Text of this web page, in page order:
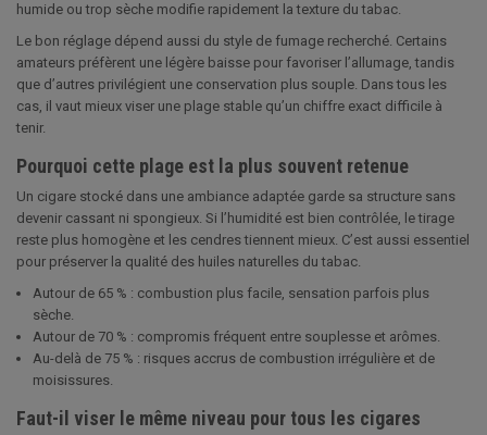
humide ou trop sèche modifie rapidement la texture du tabac.
Le bon réglage dépend aussi du style de fumage recherché. Certains
amateurs préfèrent une légère baisse pour favoriser l’allumage, tandis
que d’autres privilégient une conservation plus souple. Dans tous les
cas, il vaut mieux viser une plage stable qu’un chiffre exact difficile à
tenir.
Pourquoi cette plage est la plus souvent retenue
Un cigare stocké dans une ambiance adaptée garde sa structure sans
devenir cassant ni spongieux. Si l’humidité est bien contrôlée, le tirage
reste plus homogène et les cendres tiennent mieux. C’est aussi essentiel
pour préserver la qualité des huiles naturelles du tabac.
Autour de 65 % : combustion plus facile, sensation parfois plus
sèche.
Autour de 70 % : compromis fréquent entre souplesse et arômes.
Au-delà de 75 % : risques accrus de combustion irrégulière et de
moisissures.
Faut-il viser le même niveau pour tous les cigares